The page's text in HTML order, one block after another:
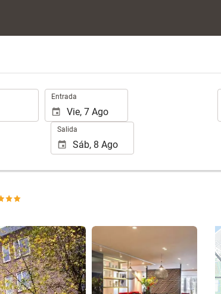
Entrada
Salida
Ver 25 fotos